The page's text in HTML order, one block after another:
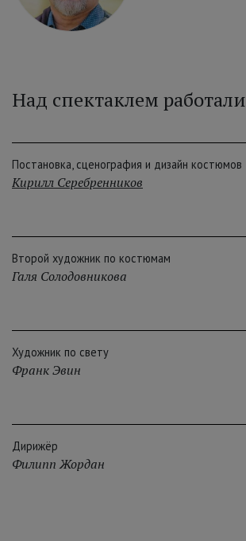
Над спектаклем работали
Постановка, сценография и дизайн костюмов
Кирилл Серебренников
Второй художник по костюмам
Галя Солодовникова
Художник по свету
Франк Эвин
Дирижёр
Филипп Жордан